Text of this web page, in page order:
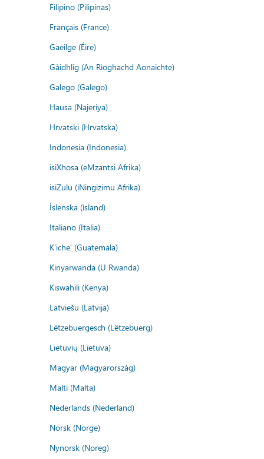
Filipino (Pilipinas)
Français (France)
Gaeilge (Éire)
Gàidhlig (An Rìoghachd Aonaichte)
Galego (Galego)
Hausa (Najeriya)
Hrvatski (Hrvatska)
Indonesia (Indonesia)
isiXhosa (eMzantsi Afrika)
isiZulu (iNingizimu Afrika)
Íslenska (ísland)
Italiano (Italia)
K'iche' (Guatemala)
Kinyarwanda (U Rwanda)
Kiswahili (Kenya)
Latviešu (Latvija)
Lëtzebuergesch (Lëtzebuerg)
Lietuvių (Lietuva)
Magyar (Magyarország)
Malti (Malta)
Nederlands (Nederland)
Norsk (Norge)
Nynorsk (Noreg)